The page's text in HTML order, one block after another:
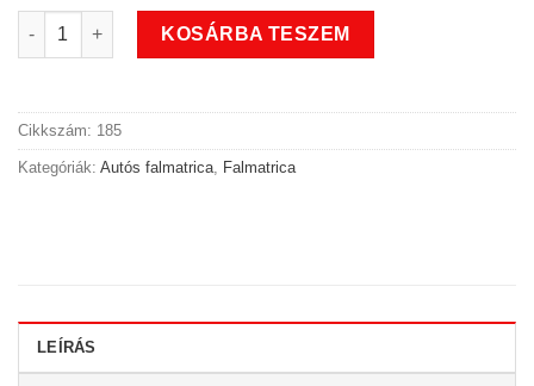
Családi autós falmatrica 3 mennyiség
KOSÁRBA TESZEM
Cikkszám: 185
Kategóriák: Autós falmatrica Falmatrica
LEÍRÁS